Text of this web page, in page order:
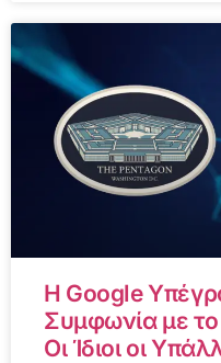
Η Google
Συμφωνία με
Οι Ίδιοι οι